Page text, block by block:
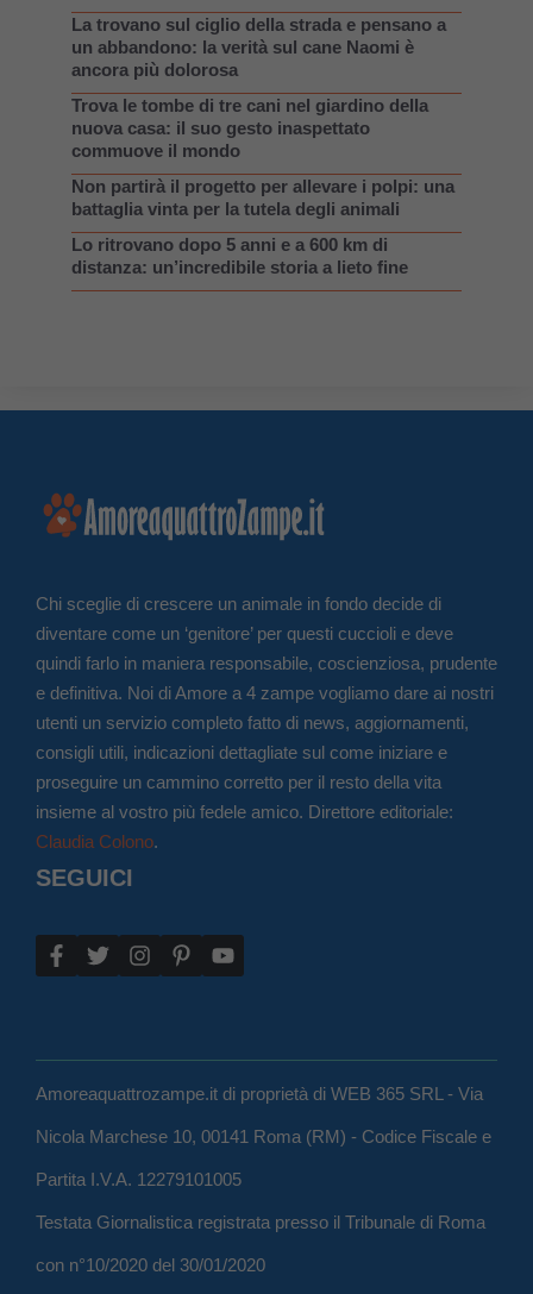
La trovano sul ciglio della strada e pensano a
un abbandono: la verità sul cane Naomi è
ancora più dolorosa
Trova le tombe di tre cani nel giardino della
nuova casa: il suo gesto inaspettato
commuove il mondo
Non partirà il progetto per allevare i polpi: una
battaglia vinta per la tutela degli animali
Lo ritrovano dopo 5 anni e a 600 km di
distanza: un’incredibile storia a lieto fine
Chi sceglie di crescere un animale in fondo decide di
diventare come un ‘genitore’ per questi cuccioli e deve
quindi farlo in maniera responsabile, coscienziosa, prudente
e definitiva. Noi di Amore a 4 zampe vogliamo dare ai nostri
utenti un servizio completo fatto di news, aggiornamenti,
consigli utili, indicazioni dettagliate sul come iniziare e
proseguire un cammino corretto per il resto della vita
insieme al vostro più fedele amico. Direttore editoriale:
Claudia Colono.
SEGUICI
Amoreaquattrozampe.it di proprietà di WEB 365 SRL - Via
Nicola Marchese 10, 00141 Roma (RM) - Codice Fiscale e
Partita I.V.A. 12279101005
Testata Giornalistica registrata presso il Tribunale di Roma
con n°10/2020 del 30/01/2020